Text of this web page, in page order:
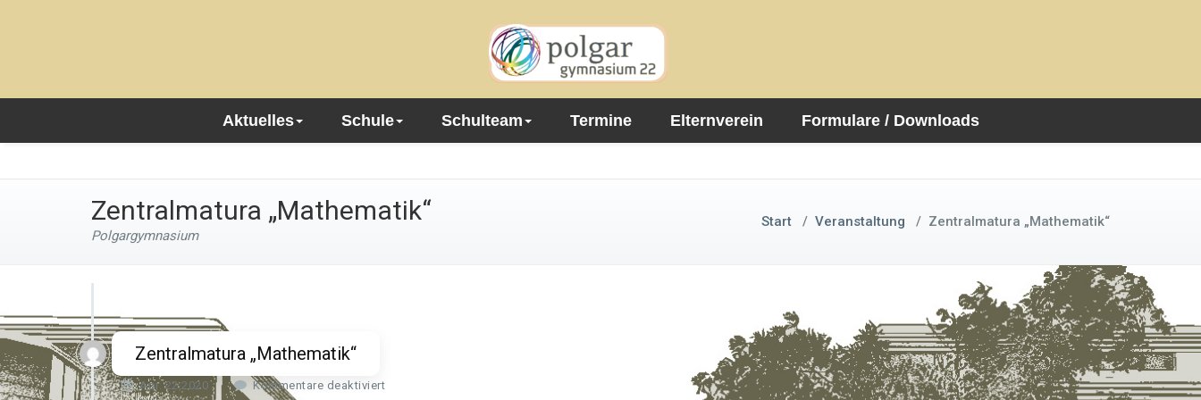
Aktuelles Schule Schulteam Termine Elternverein Formulare / Downloads
Zentralmatura „Mathematik“
Polgargymnasium
Start / Veranstaltung / Zentralmatura „Mathematik“
Zentralmatura „Mathematik“
Apr. 22,2020 Kommentare deaktiviert